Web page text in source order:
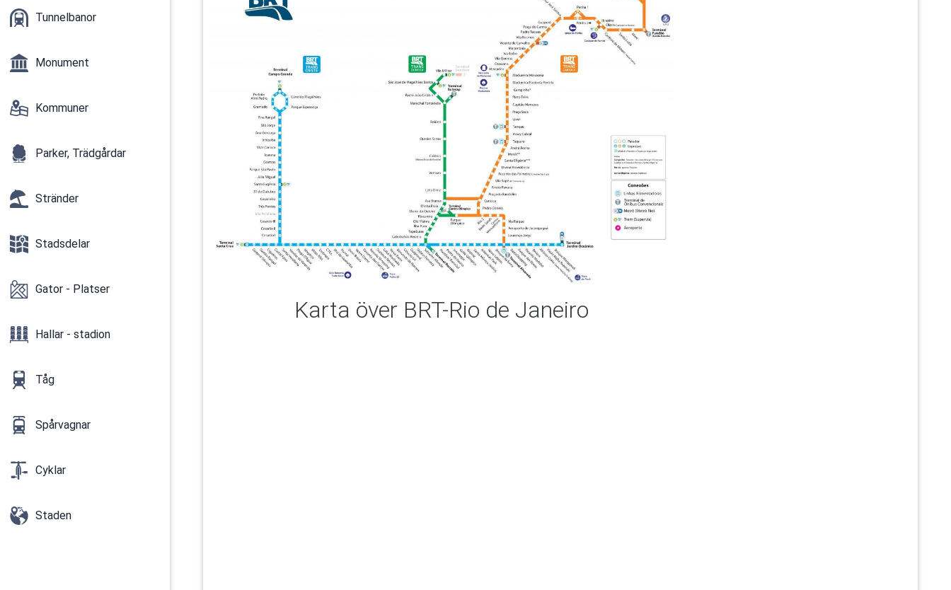
Tunnelbanor
Monument
Kommuner
Parker, Trädgårdar
Stränder
Stadsdelar
Gator - Platser
Hallar - stadion
Tåg
Spårvagnar
Cyklar
Staden
Karta över BRT-Rio de Janeiro